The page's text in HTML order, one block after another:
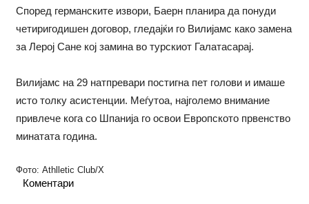
Според германските извори, Баерн планира да понуди
четиригодишен договор, гледајќи го Вилијамс како замена
за Лерој Сане кој замина во турскиот Галатасарај.
Вилијамс на 29 натпревари постигна пет голови и имаше
исто толку асистенции. Меѓутоа, најголемо внимание
привлече кога со Шпанија го освои Европското првенство
минатата година.
Фото: Athlletic Club/X
Коментари